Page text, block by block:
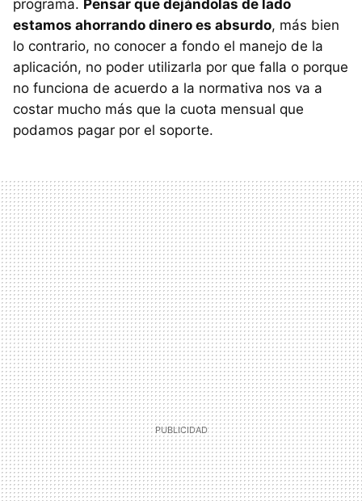
programa. Pensar que dejándolas de lado
estamos ahorrando dinero es absurdo, más bien
lo contrario, no conocer a fondo el manejo de la
aplicación, no poder utilizarla por que falla o porque
no funciona de acuerdo a la normativa nos va a
costar mucho más que la cuota mensual que
podamos pagar por el soporte.